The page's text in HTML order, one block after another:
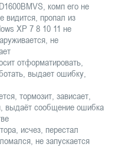
комп его не
видится, пропал из
XP 7 8 10 11 не
не
отформатировать,
выдает ошибку,
тормозит, зависает,
выдаёт сообщение ошибка
исчез, перестал
не запускается